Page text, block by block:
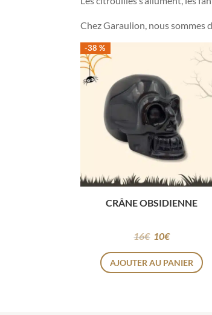
Chez Garaulion, nous sommes
-38 %
CRÂNE OBSIDIENNE
16€ 10€
AJOUTER AU PANIER